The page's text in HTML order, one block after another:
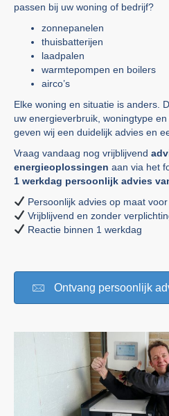
passen bij uw woning of bedrijf?
zonnepanelen
thuisbatterijen
laadpalen
warmtepompen en boilers
airco’s
Elke woning en situatie is anders.
uw energieverbruik, woningtype
geven wij een duidelijk advies en
Vraag vandaag nog vrijblijvend
energieoplossingen aan via het
1 werkdag persoonlijk advies
Persoonlijk advies op maat
Vrijblijvend en zonder
Reactie binnen 1 werkdag
Ontvang persoonlijk